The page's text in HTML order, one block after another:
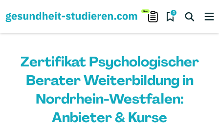
0
Zertifikat Psychologischer
Berater Weiterbildung in
Nordrhein-Westfalen:
Anbieter & Kurse